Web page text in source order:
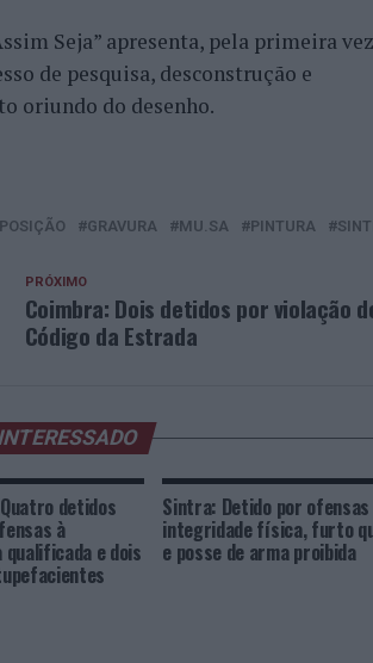
Seja” apresenta, pela primeira
de pesquisa, desconstrução e
oriundo do desenho.
GRAVURA MU.SA PINTURA
PRÓXIMO
Coimbra: Dois detidos por violação
Código da Estrada
detidos
à
e dois
Sintra: Detido por
integridade física, furto
e posse de arma proibida